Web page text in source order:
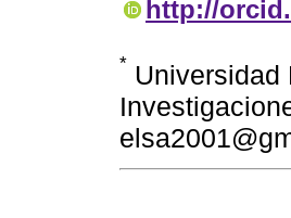
http://
* Universidad